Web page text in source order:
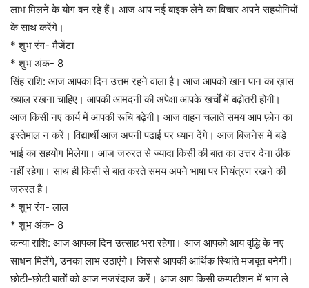
लाभ मिलने के योग बन रहे हैं। आज आप नई बाइक लेने का विचार अपने सहयोगियों
के साथ करेंगे।
* शुभ रंग- मैजेंटा
* शुभ अंक- 8
सिंह राशि: आज आपका दिन उत्तम रहने वाला है। आज आपको खान पान का ख़ास
ख्याल रखना चाहिए। आपकी आमदनी की अपेक्षा आपके खर्चों में बढ़ोतरी होगी।
आज किसी नए कार्य में आपकी रूचि बढ़ेगी। आज वाहन चलाते समय आप फ़ोन का
इस्तेमाल न करें। विद्यार्थी आज अपनी पढाई पर ध्यान देंगे। आज बिजनेस में बड़े
भाई का सहयोग मिलेगा। आज जरुरत से ज्यादा किसी की बात का उत्तर देना ठीक
नहीं रहेगा। साथ ही किसी से बात करते समय अपने भाषा पर नियंत्रण रखने की
जरुरत है।
* शुभ रंग- लाल
* शुभ अंक- 8
कन्या राशि: आज आपका दिन उत्साह भरा रहेगा। आज आपको आय वृद्धि के नए
साधन मिलेंगे, उनका लाभ उठाएंगे। जिससे आपकी आर्थिक स्थिति मजबूत बनेगी।
छोटी-छोटी बातों को आज नजरंदाज करें। आज आप किसी कम्पटीशन में भाग ले